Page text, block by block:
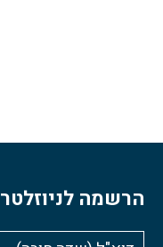
הרשמה לניוזלטר